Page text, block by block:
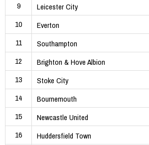
9
Leicester City
10
Everton
11
Southampton
12
Brighton & Hove Albion
13
Stoke City
14
Bournemouth
15
Newcastle United
16
Huddersfield Town